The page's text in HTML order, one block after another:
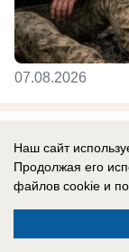
07.08.2026
У солистки
Топурии
на
В активе
Наш сайт
Продолжая его
файлов cookie и